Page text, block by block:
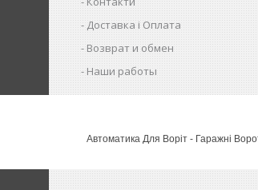
Доставка і Оплата
Возврат и обмен
Наши работы